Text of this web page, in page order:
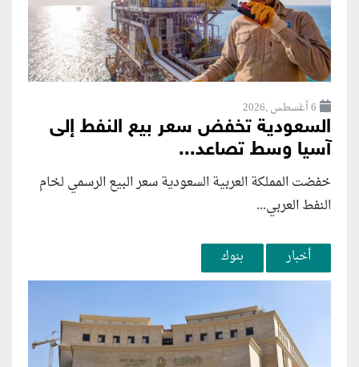
6 أغسطس ,2026
السعودية تخفض سعر بيع النفط إلى
آسيا وسط تصاعد...
خفضت المملكة العربية السعودية سعر البيع الرسمي لخام
النفط العربي...
أخبار بنوك